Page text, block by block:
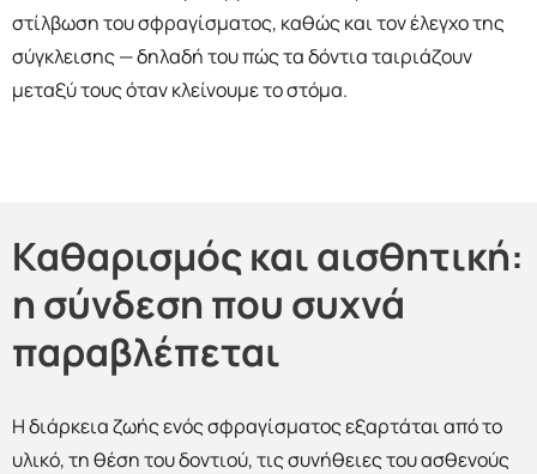
στίλβωση του σφραγίσματος, καθώς και τον έλεγχο της
σύγκλεισης — δηλαδή του πώς τα δόντια ταιριάζουν
μεταξύ τους όταν κλείνουμε το στόμα.
Καθαρισμός και αισθητική:
η σύνδεση που συχνά
παραβλέπεται
Η διάρκεια ζωής ενός σφραγίσματος εξαρτάται από το
υλικό, τη θέση του δοντιού, τις συνήθειες του ασθενούς